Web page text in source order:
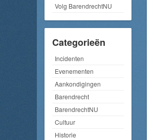
Volg BarendrechtNU
Categorieën
Incidenten
Evenementen
Aankondigingen
Barendrecht
BarendrechtNU
Cultuur
Historie